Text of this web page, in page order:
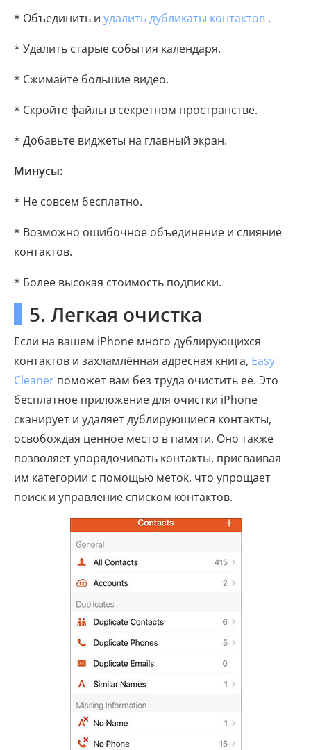
* Объединить и удалить дубликаты контактов .
* Удалить старые события календаря.
* Сжимайте большие видео.
* Скройте файлы в секретном пространстве.
* Добавьте виджеты на главный экран.
Минусы:
* Не совсем бесплатно.
* Возможно ошибочное объединение и слияние
контактов.
* Более высокая стоимость подписки.
5. Легкая очистка
Если на вашем iPhone много дублирующихся
контактов и захламлённая адресная книга, Easy
Cleaner поможет вам без труда очистить её. Это
бесплатное приложение для очистки iPhone
сканирует и удаляет дублирующиеся контакты,
освобождая ценное место в памяти. Оно также
позволяет упорядочивать контакты, присваивая
им категории с помощью меток, что упрощает
поиск и управление списком контактов.